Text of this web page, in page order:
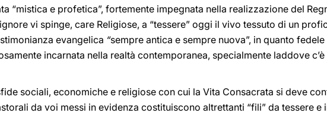
“mistica e profetica”, fortemente impegnata nella realizzazione del
vi spinge, care Religiose, a “tessere” oggi il vivo tessuto di un
evangelica “sempre antica e sempre nuova”, in quanto fedele
incarnata nella realtà contemporanea, specialmente laddove
sociali, economiche e religiose con cui la Vita Consacrata si deve
da voi messi in evidenza costituiscono altrettanti “fili” da tessere e